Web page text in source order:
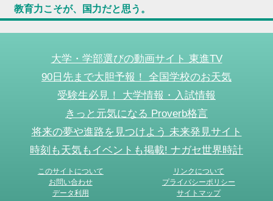
教育力こそが、国力だと思う。
大学・学部選びの動画サイト 東進TV
90日先まで大胆予報！ 全国学校のお天気
受験生必見！ 大学情報・入試情報
きっと元気になる Proverb格言
将来の夢や進路を見つけよう 未来発見サイト
時刻も天気もイベントも掲載! ナガセ世界時計
このサイトについて
リンクについて
お問い合わせ
プライバシーポリシー
データ利用
サイトマップ